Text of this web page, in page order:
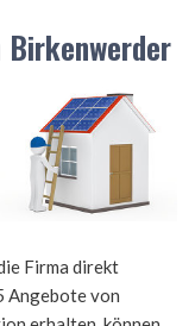
Firma direkt
Angebote von